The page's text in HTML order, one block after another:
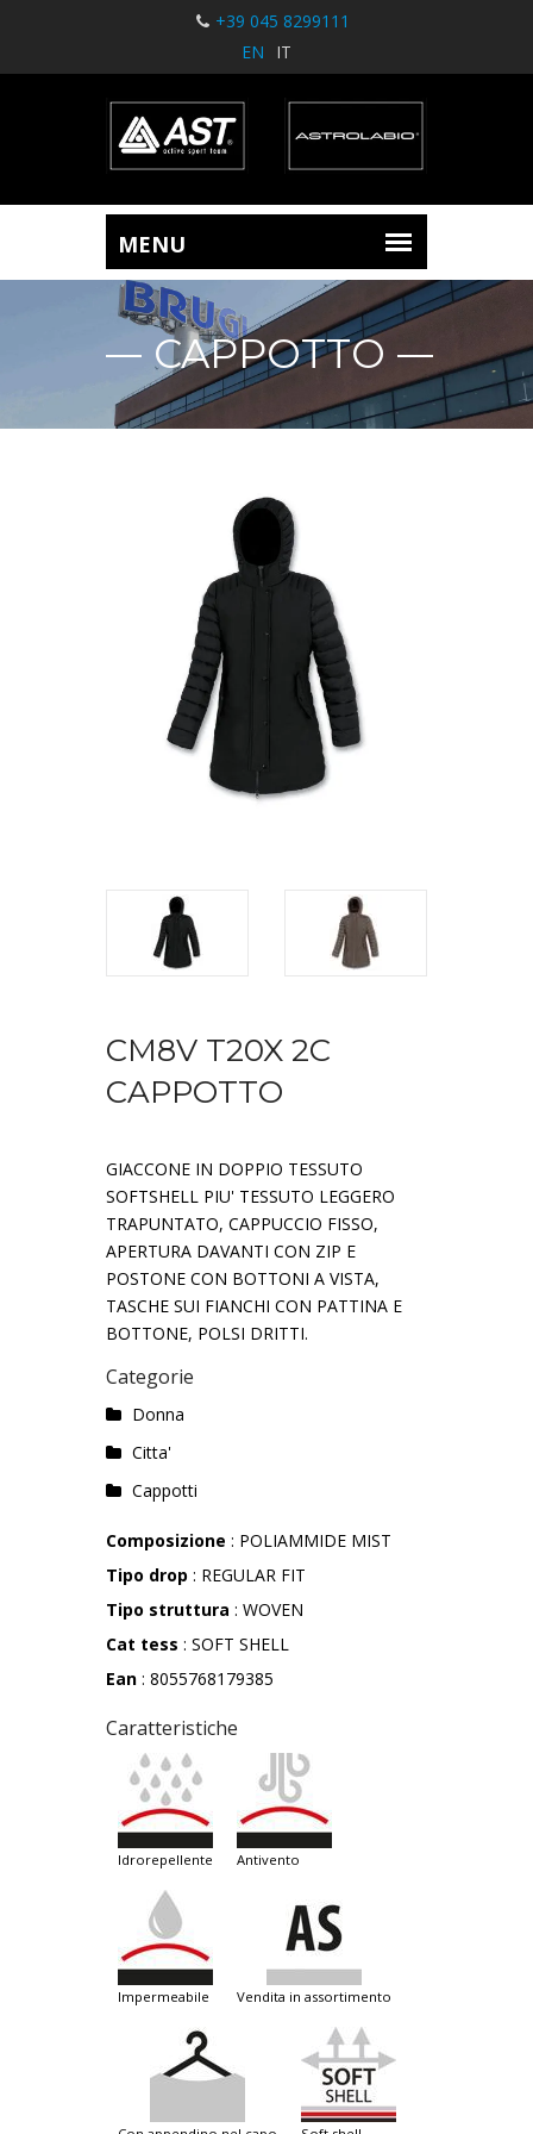
+39 045 8299111
EN
IT
CAPPOTTO
CM8V T20X 2C
CAPPOTTO
GIACCONE IN DOPPIO TESSUTO
SOFTSHELL PIU' TESSUTO LEGGERO
TRAPUNTATO, CAPPUCCIO FISSO,
APERTURA DAVANTI CON ZIP E
POSTONE CON BOTTONI A VISTA,
TASCHE SUI FIANCHI CON PATTINA E
BOTTONE, POLSI DRITTI.
Categorie
Donna
Citta'
Cappotti
Composizione : POLIAMMIDE MIST
Tipo drop : REGULAR FIT
Tipo struttura : WOVEN
Cat tess : SOFT SHELL
Ean : 8055768179385
Caratteristiche
idrorepellente antivento
impermeabile vendita in assortimento